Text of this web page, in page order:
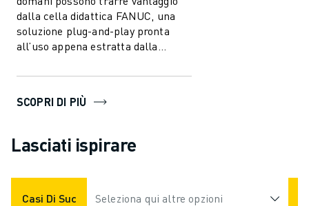
dalla cella didattica FANUC, una
soluzione plug-and-play pronta
all’uso appena estratta dalla
produzi...
SCOPRI DI PIÙ
Lasciati ispirare
Casi Di Successo Applicazioni Settori
Seleziona qui altre opzioni